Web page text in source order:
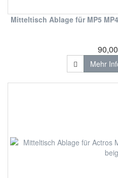
Mitteltisch Ablage für MP5
Mehr